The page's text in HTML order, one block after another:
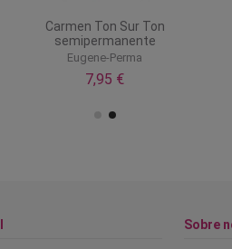
Carmen Ton Sur Ton
semipermanente
Eugene-Perma
7,95 €
Sobre